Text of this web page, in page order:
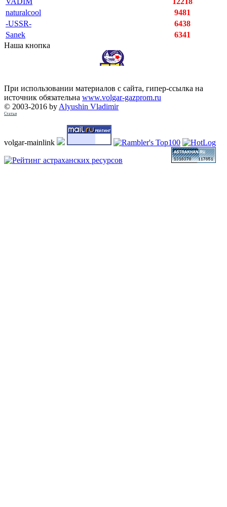
naturalcool
9481
-USSR-
6438
Sanek
6341
Наша кнопка
При использовании материалов с сайта, гипер-ссылка на
источник обязательна www.volgar-gazprom.ru
© 2003-2016 by Alyushin Vladimir
Статьи
volgar-mainlink